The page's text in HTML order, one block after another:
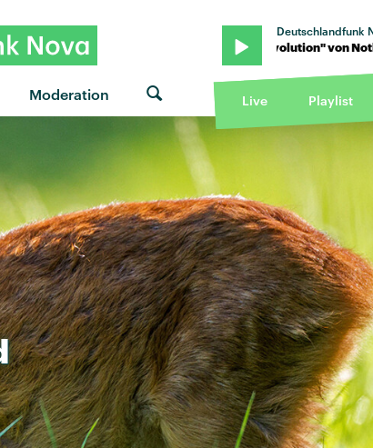
Moderation
Deutschlandfunk
von Nothing But Thieves · "Evolution" von Nothing But
Live Playlist